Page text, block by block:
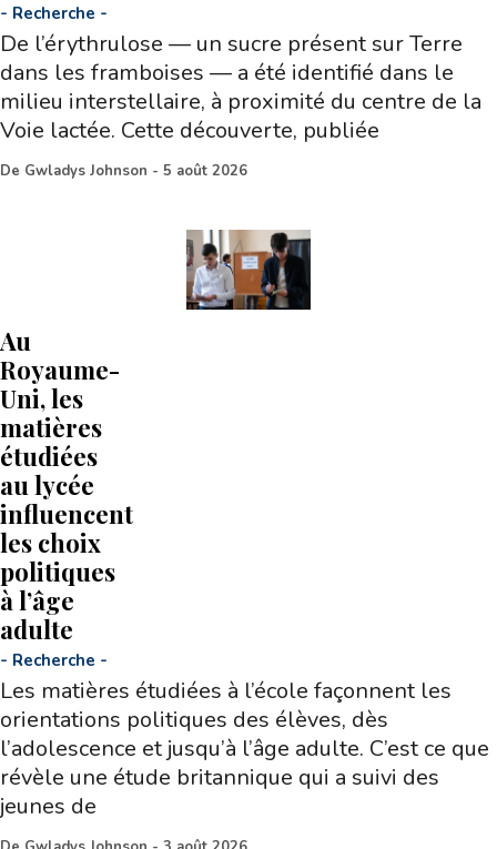
- Recherche -
De l’érythrulose — un sucre présent sur Terre
dans les framboises — a été identifié dans le
milieu interstellaire, à proximité du centre de la
Voie lactée. Cette découverte, publiée
De Gwladys Johnson - 5 août 2026
Au
Royaume-
Uni, les
matières
étudiées
au lycée
influencent
les choix
politiques
à l’âge
adulte
- Recherche -
Les matières étudiées à l’école façonnent les
orientations politiques des élèves, dès
l’adolescence et jusqu’à l’âge adulte. C’est ce que
révèle une étude britannique qui a suivi des
jeunes de